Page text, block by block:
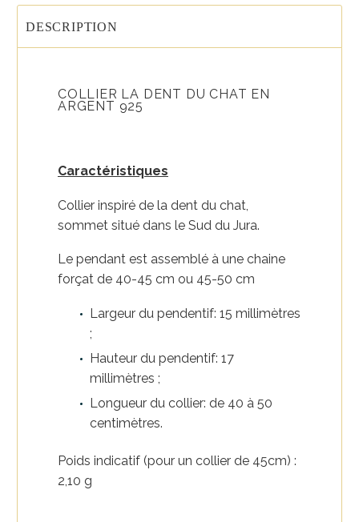
argent
DESCRIPTION
COLLIER LA DENT DU CHAT EN
ARGENT 925
Caractéristiques
Collier inspiré de la dent du chat,
sommet situé dans le Sud du Jura.
Le pendant est assemblé à une chaine
forçat de 40-45 cm ou 45-50 cm
Largeur du pendentif: 15 millimètres
;
Hauteur du pendentif: 17
millimètres ;
Longueur du collier: de 40 à 50
centimètres.
Poids indicatif (pour un collier de 45cm) :
2,10 g